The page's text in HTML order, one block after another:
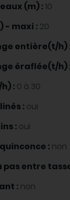
(m) :10
- maxi : 20
entière(t/h)
éraflée(t/h)
: 0 à 30
: oui
: oui
: non
pas entre
: non